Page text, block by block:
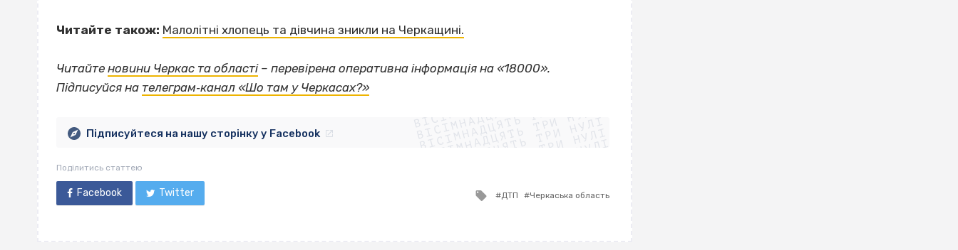
Читайте також: Малолітні хлопець та дівчина зникли на Черкащині.
Читайте новини Черкас та області– перевірена оперативна інформація на «18000».
Підписуйся на телеграм‐канал «Шо там у Черкасах?» ВІСІМНАДЦЯТЬ ТРИ НУЛІ
ВІСІМНАДЦЯТЬ ТРИ НУЛІ
ВІСІМНАДЦЯТЬ ТРИ НУЛІ
ВІСІМНАДЦЯТЬ ТРИ НУЛІ
ВІСІМНАДЦЯТЬ ТРИ НУЛІ
ВІСІМНАДЦЯТЬ ТРИ НУЛІ
ВІСІМНАДЦЯТЬ ТРИ НУЛІ
ВІСІМНАДЦЯТЬ ТРИ НУЛІ
Підписуйтеся на нашу сторінку у Facebook
Поділитись статтею
Facebook Twitter
Tagged
ДТП Черкаська область